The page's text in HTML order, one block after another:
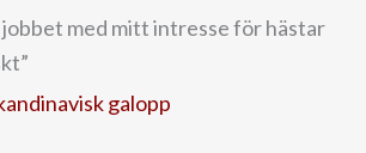
jobbet med mitt intresse för hästar
galopp